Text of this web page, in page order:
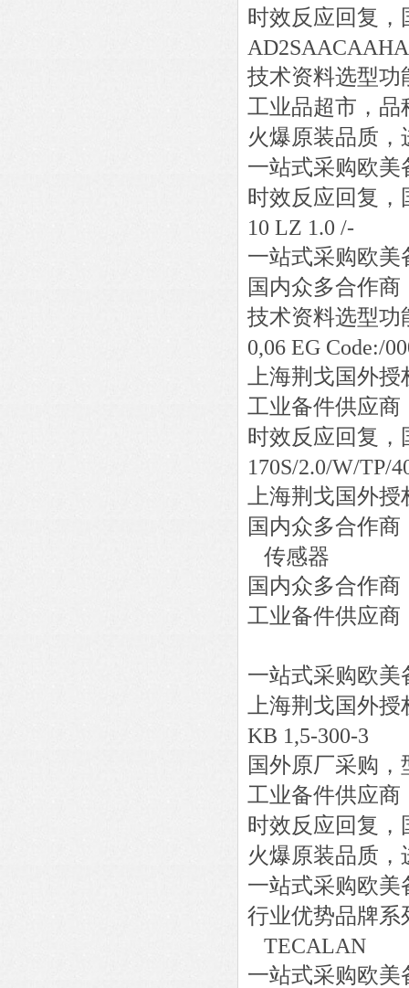
时效反应回复，
技术资料选型功
工业品超市，品
火爆原装品质，
一站式采购欧美
时效反应回复，
10 LZ 1.0 /-
一站式采购欧美
国内众多合作
技术资料选型功
0,06 EG Code:/
上海荆戈国外
工业备件供应商
时效反应回复，
170S/2.0/W/TP/
上海荆戈国外
国内众多合作
传感器
国内众多合作
工业备件供应商
一站式采购欧美
上海荆戈国外
KB 1,5-300-3
国外原厂采购
工业备件供应商
时效反应回复，
火爆原装品质，
一站式采购欧美
行业优势品牌系
TECALAN
一站式采购欧美